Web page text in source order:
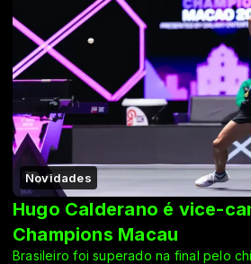
Novidades
Hugo Calderano é vice-
Champions Macau
Brasileiro foi superado na final pelo